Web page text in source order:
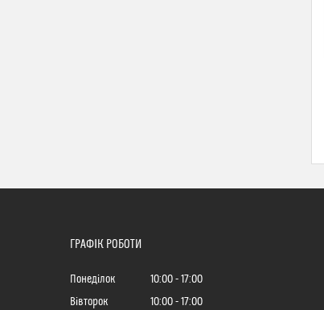
ГРАФІК РОБОТИ
Понеділок 10:00
17:00
Вівторок
10:00
17:00